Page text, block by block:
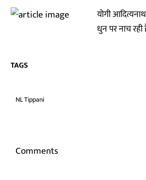
योगी
धुन पर नाच
TAGS
NL Tippani
Comments